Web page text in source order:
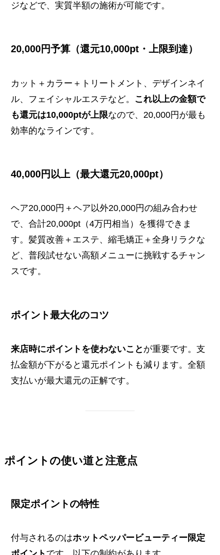
ジなどで、実質半額の施術が可能です。
20,000円予算（還元10,000pt・上限到達）
カット＋カラー＋トリートメント、デザインネイ
ル、フェイシャルエステなど。 これ以上の金額で
も還元は10,000ptが上限なので、20,000円が最も
効率的なラインです。
40,000円以上（最大還元20,000pt）
ヘア20,000円＋ヘア以外20,000円の組み合わせ
で、合計20,000pt（4万円相当）を獲得できま
す。髪質改善＋エステ、縮毛矯正＋全身リラクな
ど、普段試せない高額メニューに挑戦するチャン
スです。
ポイント最大化のコツ
来店時にポイントを使わないこと が重要です。支
払金額が下がると還元ポイントも減ります。全額
支払いが最大還元の正解です。
ポイントの使い道と注意点
限定ポイントの特性
付与されるのはホットペッパービューティー限定